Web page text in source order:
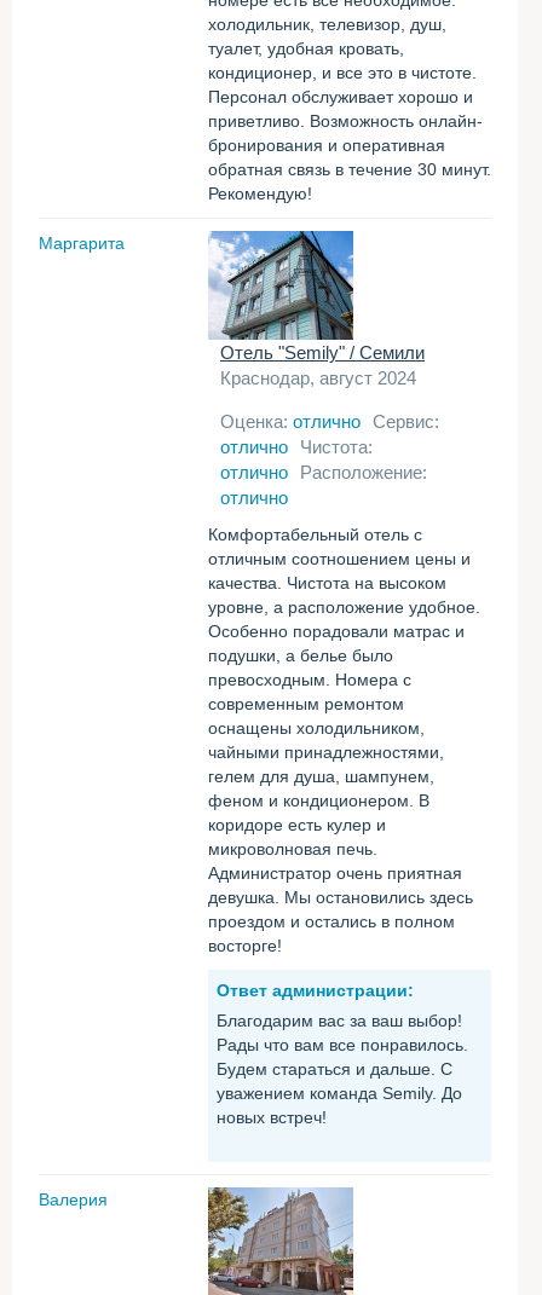
холодильник, телевизор, душ,
туалет, удобная кровать,
кондиционер, и все это в чистоте.
Персонал обслуживает хорошо и
приветливо. Возможность онлайн-
бронирования и оперативная
обратная связь в течение 30 минут.
Рекомендую!
Маргарита
Отель "Semily" / Семили
Краснодар, август 2024
Оценка: отлично Сервис:
отлично
Чистота:
отлично
Расположение:
отлично
Комфортабельный отель с
отличным соотношением цены и
качества. Чистота на высоком
уровне, а расположение удобное.
Особенно порадовали матрас и
подушки, а белье было
превосходным. Номера с
современным ремонтом
оснащены холодильником,
чайными принадлежностями,
гелем для душа, шампунем,
феном и кондиционером. В
коридоре есть кулер и
микроволновая печь.
Администратор очень приятная
девушка. Мы остановились здесь
проездом и остались в полном
восторге!
Ответ администрации:
Благодарим вас за ваш выбор!
Рады что вам все понравилось.
Будем стараться и дальше. С
уважением команда Semily. До
новых встреч!
Валерия